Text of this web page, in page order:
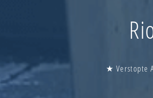
★ Verstopte